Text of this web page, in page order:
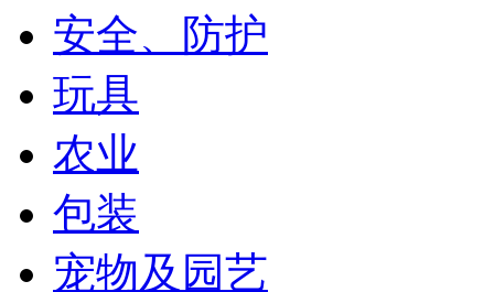
安全、防护
玩具
农业
包装
宠物及园艺